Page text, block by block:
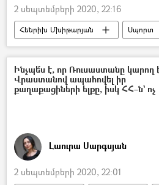
2 սեպտեմբերի 2020, 22:16
Հենրիխ Մխիթարյան
Սպորտ
Հայաստան
Աշխարհ
Հենրիխ Մխիթարյան
Հայաստանի ֆուտբոլի ֆեդերացիա
Ինչպե՞ս է, որ Ռուսաստանը կարող
Վրաստանով ապահովել իր
քաղաքացիների ելքը, իսկ ՀՀ–ն` ոչ
Լաուրա Սարգսյան
2 սեպտեմբերի 2020, 22:01